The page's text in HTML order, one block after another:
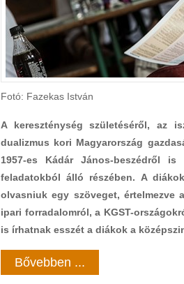
Fotó: Fazekas István
A kereszténység születéséről, az
dualizmus kori Magyarország
1957-es Kádár János-beszédről
feladatokból álló részében. A
olvasniuk egy szöveget, értelmezve
ipari forradalomról, a KGST-
is írhatnak esszét a diákok a
Bővebben ...